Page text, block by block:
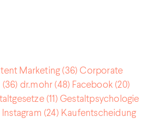
Marketing(36) Corporate
(36) dr.mohr (48) Facebook (20)
(11) Gestaltpsychologie
Instagram (24) Kaufentscheidung